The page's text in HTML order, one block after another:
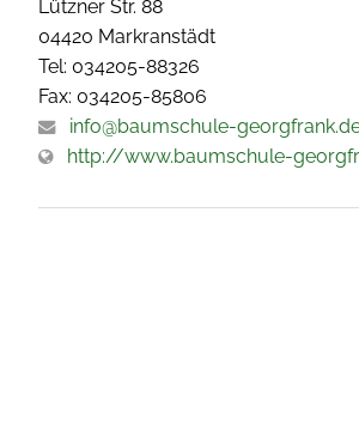
Lützner Str. 88
04420 Markranstädt
Tel: 034205-88326
Fax: 034205-85806
info@baumschule-
http://www.baumschule-